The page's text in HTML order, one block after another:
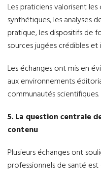
Les praticiens valorisent
synthétiques, les analyses
pratique, les dispositifs de
sources jugées crédibles
Les échanges ont mis en
aux environnements
communautés scientifiques.
5. La question centrale
contenu
Plusieurs échanges ont
professionnels de santé